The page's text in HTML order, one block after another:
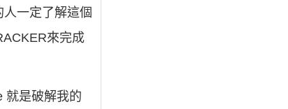
一定了解這個
來完成
就是破解我的